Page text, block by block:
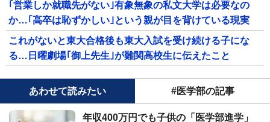
｢営業しか就職先がない｣有象無象の私文大学は必要なの
か…｢高卒は恥ずかしい｣という親が目を背けている現実
これがないと東大合格後も東大入試を受け続ける子にな
る…日曜劇場｢御上先生｣が難関高校生に伝えたこと
あわせて読みたい #医学部の記事
年収400万円でも子供の「医学部進学」